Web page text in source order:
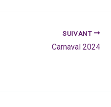
SUIVANT
Carnaval 2024